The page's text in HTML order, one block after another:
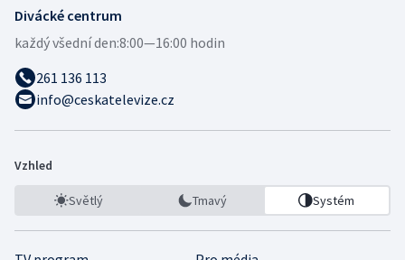
Divácké centrum
každý všední den:8:00—16:00 hodin
261 136 113
info@ceskatelevize.cz
Vzhled
Světlý Tmavý Systém